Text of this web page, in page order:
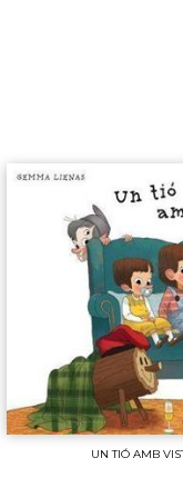
UN TIÓ AMB